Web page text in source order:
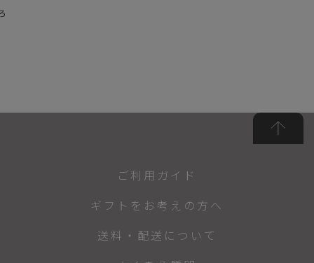
ご利用ガイド
ギフトをお考えの方へ
送料・配送について